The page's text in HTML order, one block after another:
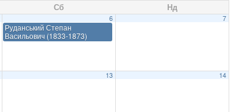
Сб Нд
6
Руданський Степан
Васильович (1833-1873)
7
13 14